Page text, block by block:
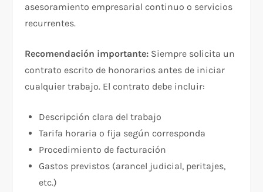
asesoramiento empresarial continuo o servicios
recurrentes.​
Recomendación importante: Siempre solicita un
contrato escrito de honorarios antes de iniciar
cualquier trabajo. El contrato debe incluir:​
Descripción clara del trabajo
Tarifa horaria o fija según corresponda
Procedimiento de facturación
Gastos previstos (arancel judicial, peritajes,
etc.)